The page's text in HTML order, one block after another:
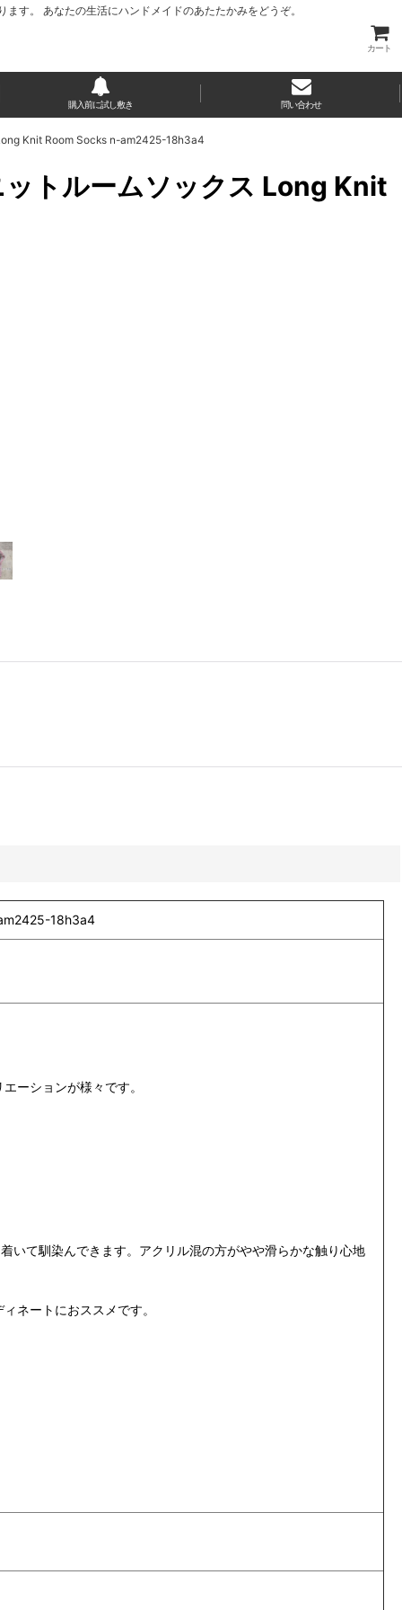
す。 あなたの生活にハンドメイドのあたたかみをどうぞ。
カート
購入前に試し敷き 問い合わせ
Knit Room Socks n-am2425-18h3a4
トルームソックス Long Knit
18h3a4
ーションが様々です。
いて馴染んできます。アクリル混の方がやや滑らかな触り心地
ネートにおススメです。